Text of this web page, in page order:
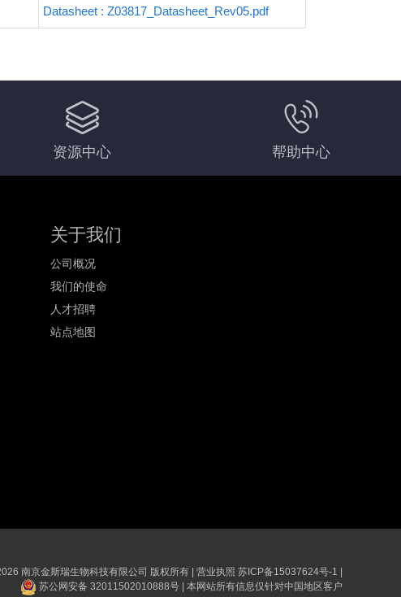
Datasheet : Z03817_Datasheet_Rev05.pdf
资源中心 帮助中心
关于我们
公司概况
我们的使命
人才招聘
站点地图
南京金斯瑞生物科技有限公司 版权所有 | 营业执照 苏ICP备15037624号-1 |
苏公网安备 32011502010888号
本网站所有信息仅针对中国地区客户